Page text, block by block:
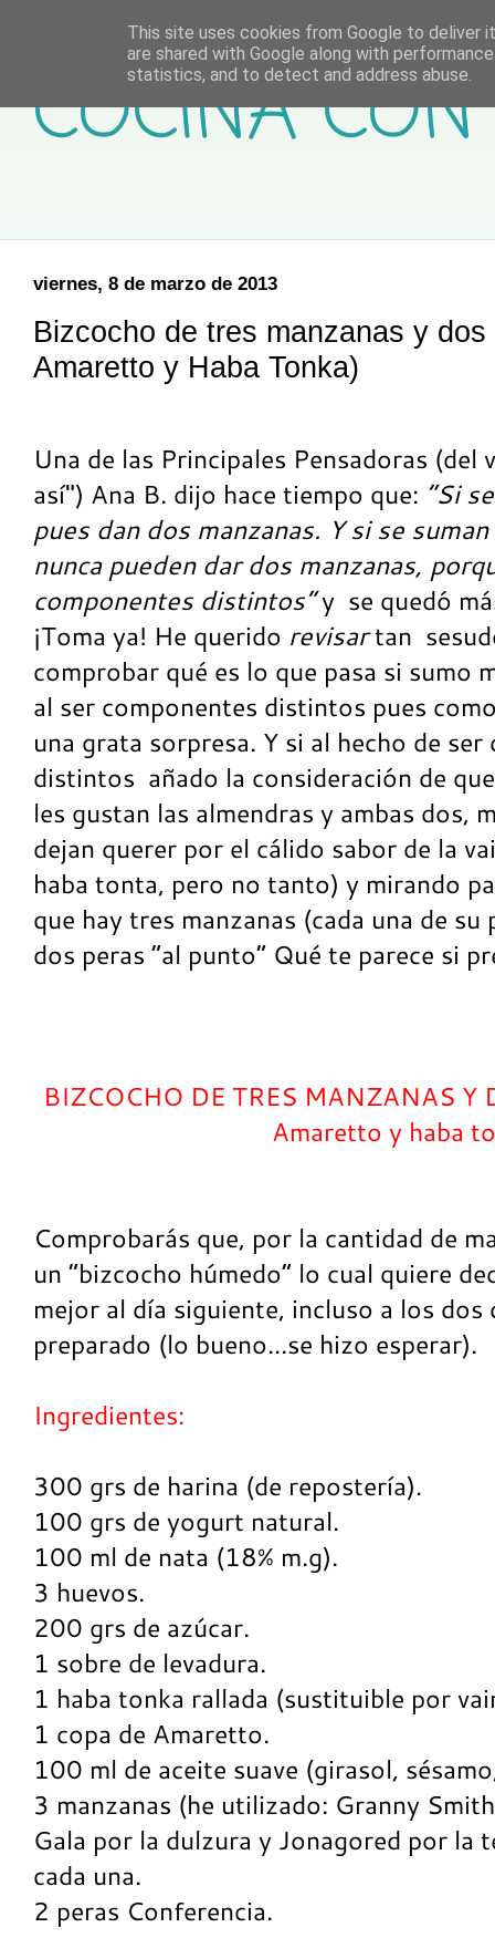
COCINA
viernes, 8 de marzo de 2013
Bizcocho de tres manzanas y
Amaretto y Haba Tonka)
Una de las Principales Pensadoras (del
así") Ana B. dijo hace tiempo que: “Si
pues dan dos manzanas. Y si se
nunca pueden dar dos manzanas,
componentes distintos” y se quedó
¡Toma ya! He querido revisar tan
comprobar qué es lo que pasa si sumo
al ser componentes distintos pues
una grata sorpresa. Y si al hecho de
distintos añado la consideración de
les gustan las almendras y ambas dos,
dejan querer por el cálido sabor de la
haba tonta, pero no tanto) y mirando
que hay tres manzanas (cada una de su
dos peras “al punto” Qué te parece si
BIZCOCHO DE TRES MANZANAS Y
Amaretto y haba
Comprobarás que, por la cantidad de
un “bizcocho húmedo” lo cual quiere
mejor al día siguiente, incluso a los dos
preparado (lo bueno...se hizo esperar).
Ingredientes:
300 grs de harina (de repostería).
100 grs de yogurt natural.
100 ml de nata (18% m.g).
3 huevos.
200 grs de azúcar.
1 sobre de levadura.
1 haba tonka rallada (sustituible por
1 copa de Amaretto.
100 ml de aceite suave (girasol,
3 manzanas (he utilizado: Granny
Gala por la dulzura y Jonagored por
cada una.
2 peras Conferencia.
This site uses cookies from Google to deliver
are shared with Google along with
statistics, and to detect and address abuse.